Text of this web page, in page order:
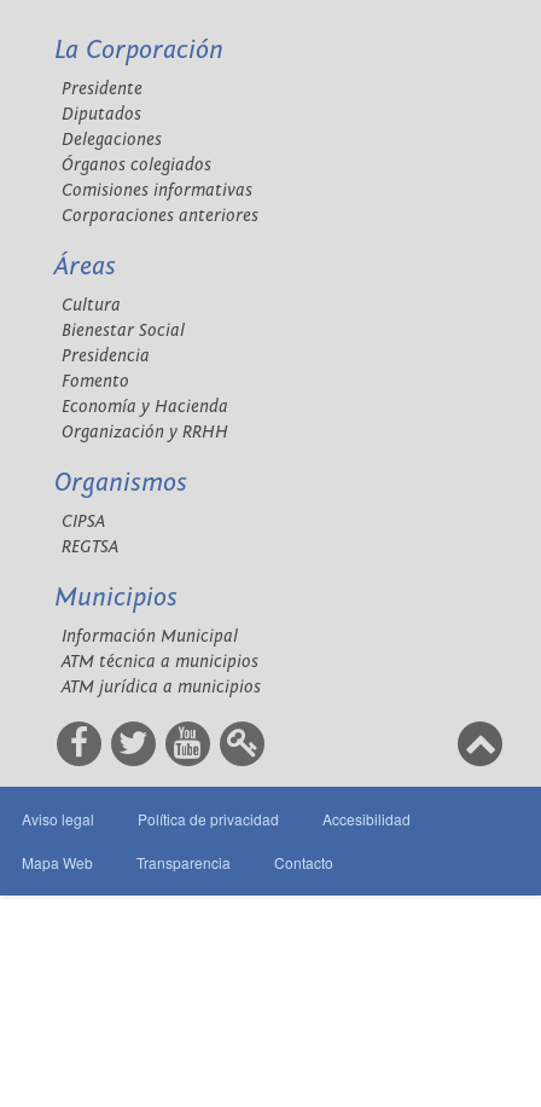
La Corporación
Presidente
Diputados
Delegaciones
Órganos colegiados
Comisiones informativas
Corporaciones anteriores
Áreas
Cultura
Bienestar Social
Presidencia
Fomento
Economía y Hacienda
Organización y RRHH
Organismos
CIPSA
REGTSA
Municipios
Información Municipal
ATM técnica a municipios
ATM jurídica a municipios
Aviso legal Política de privacidad Accesibilidad
Mapa Web Transparencia Contacto